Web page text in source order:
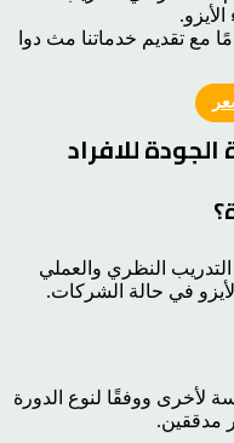
مع تقديم خدماتنا مث دوا
للافراد
النظري والعملي
الأيزو في حالة الشركات.
أيزو 9001 من مؤسسة لأخرى ووفقًا لنوع الدورة
مدققين.